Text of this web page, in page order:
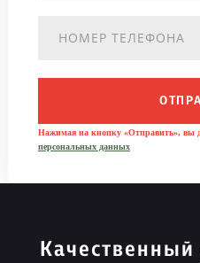
Нажимая на кнопку «Отправить», вы
персональных данных